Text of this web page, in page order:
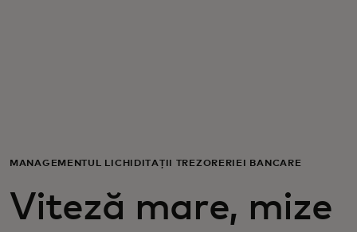
MANAGEMENTUL LICHIDITĂȚII TREZORERIEI BANCARE
Viteză mare, mize